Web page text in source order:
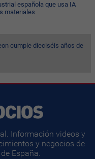
española que usa IA
materiales
cumple dieciséis años de
Información videos y
y negocios de
España.